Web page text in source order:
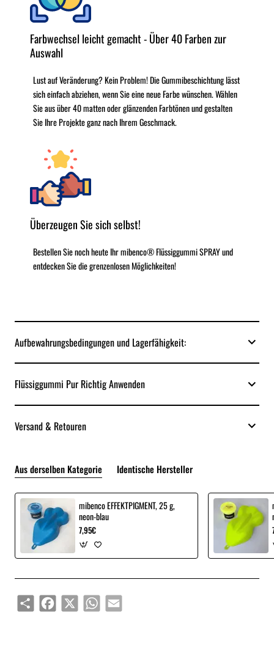
Farbwechsel leicht gemacht - Über 40 Farben zur
Auswahl
Lust auf Veränderung? Kein Problem! Die Gummibeschichtung lässt
sich einfach abziehen, wenn Sie eine neue Farbe wünschen. Wählen
Sie aus über 40 matten oder glänzenden Farbtönen und gestalten
Sie Ihre Projekte ganz nach Ihrem Geschmack.
Überzeugen Sie sich selbst!
Bestellen Sie noch heute Ihr mibenco® Flüssiggummi SPRAY und
entdecken Sie die grenzenlosen Möglichkeiten!
Aufbewahrungsbedingungen und Lagerfähigkeit:
Flüssiggummi Pur Richtig Anwenden
Versand & Retouren
Aus derselben Kategorie Identische Hersteller
mibenco EFFEKTPIGMENT, 25 g,
neon-blau
7,95€
ShareFacebook
X WhatsAppEmail